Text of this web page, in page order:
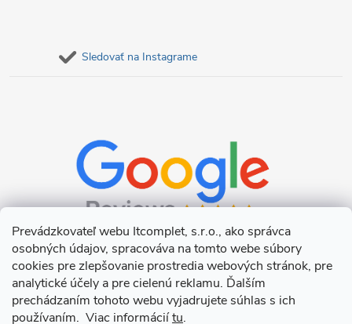
Prevádzkovateľ webu Itcomplet, s.r.o., ako správca
osobných údajov, spracováva na tomto webe súbory
cookies pre zlepšovanie prostredia webových stránok, pre
analytické účely a pre cielenú reklamu. Ďalším
prechádzaním tohoto webu vyjadrujete súhlas s ich
používaním. Viac informáciítu.
Sledovať na Instagrame